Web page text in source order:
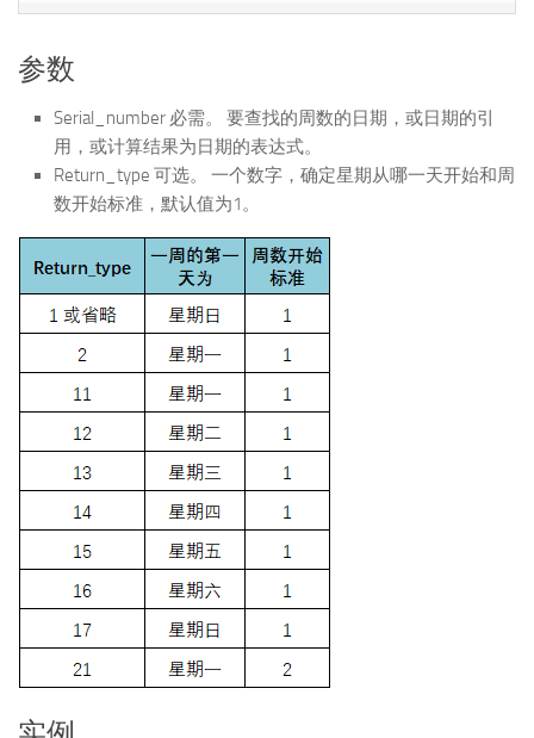
参数
Serial_number 必需。 要查找的周数的日期，或日期的引
用，或计算结果为日期的表达式。
Return_type 可选。 一个数字，确定星期从哪一天开始和周
数开始标准，默认值为1。